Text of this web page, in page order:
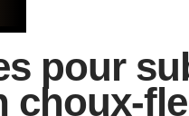
pour
choux-